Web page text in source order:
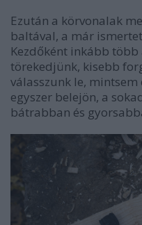
Ezután a körvonalak
baltával, a már
Kezdőként inkább
törekedjünk, kisebb
válasszunk le,
egyszer belejön, a
bátrabban és